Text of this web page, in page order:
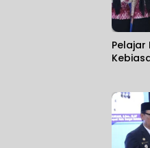
Pelajar